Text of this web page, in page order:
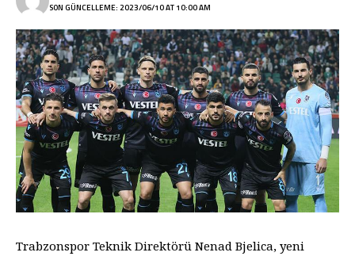
SON GÜNCELLEME: 2023/06/10 AT 10:00 AM
Trabzonspor Teknik Direktörü Nenad Bjelica, yeni